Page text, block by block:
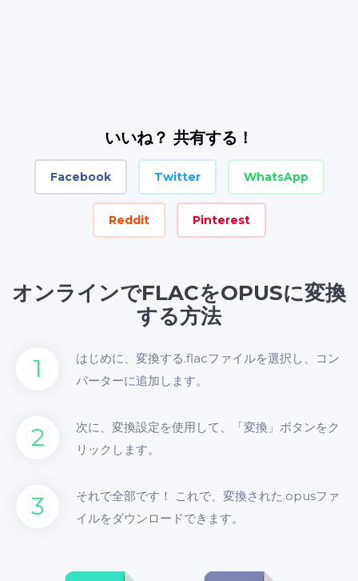
いいね？ 共有する！
Facebook Twitter WhatsApp
Reddit Pinterest
オンラインでFLACをOPUSに変換
する方法
1
はじめに、変換する.flacファイルを選択し、コン
バーターに追加します。
2
次に、変換設定を使用して、「変換」ボタンをク
リックします。
3
それで全部です！ これで、変換された.opusファ
イルをダウンロードできます。